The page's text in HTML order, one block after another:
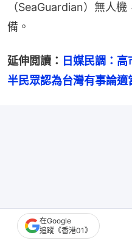
（SeaGuardian）無人
備。
延伸閲讀： 日媒民調：
半民眾認為台灣有事論適
在Google
追蹤《香港01》